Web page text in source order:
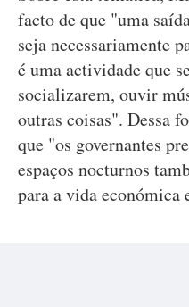
facto de que "uma
seja necessariamente
é uma actividade que
socializarem, ouvir
outras coisas". Dessa
que "os governantes
espaços nocturnos
para a vida económica